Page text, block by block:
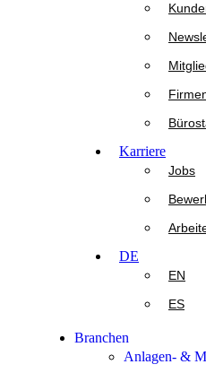
Karriere
Jobs
DE
EN
ES
Branchen
Anlagen- &